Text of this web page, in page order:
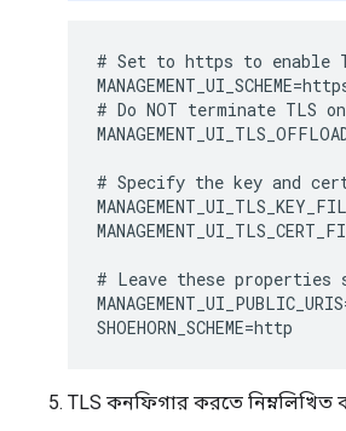
# Set to https to enable
# Do NOT terminate TLS
# Specify the key and
# Leave these properties
SHOEHORN_SCHEME=http
TLS কনফিগার করতে নিম্নলিখিত